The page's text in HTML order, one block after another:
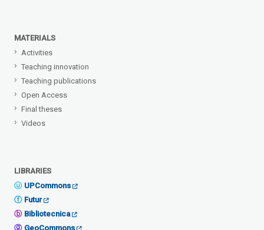
MATERIALS
Activities
Teaching innovation
Teaching publications
Open Access
Final theses
Videos
LIBRARIES
UPCommons
Futur
Bibliotecnica
GeoCommons